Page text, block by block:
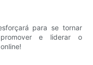
para se tornar
e liderar o